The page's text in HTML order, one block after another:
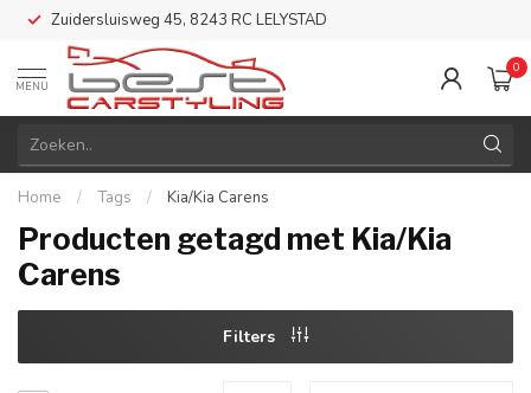
Zuidersluisweg 45, 8243 RC LELYSTAD
MENU
0
Home / Tags / Kia/Kia Carens
Producten getagd met Kia/Kia
Carens
Filters